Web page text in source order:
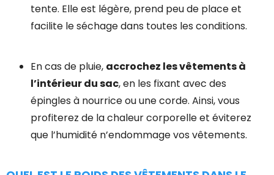
tente. Elle est légère, prend peu de place et
facilite le séchage dans toutes les conditions.
En cas de pluie, accrochez les vêtements à
l’intérieur du sac, en les fixant avec des
épingles à nourrice ou une corde. Ainsi, vous
profiterez de la chaleur corporelle et éviterez
que l’humidité n’endommage vos vêtements.